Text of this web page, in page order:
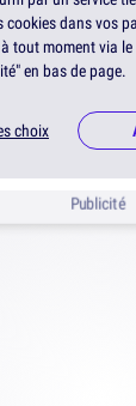
cookies dans vos
tout moment via
en bas de page.
choix
Publicité